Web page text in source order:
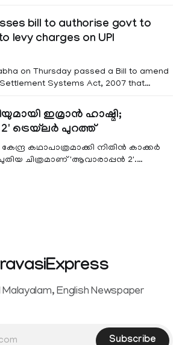
across Pathanamthitta, Alappuzha,
and Kasaragod districts. Meanwhile, a
place on Thursday for Kottayam,
Pathanamtitta and Idukki districts. Following a red alert on
bill to authorise govt to
levy charges on UPI
on Thursday passed a Bill to amend
Systems Act, 2007 that
to permit banks and other
levy charges on payments through
(UPI) and other notified
electronic payment modes. The amendment passed by the
ഇമ്രാൻ ഹാഷ്മി;
ട്രെയ്‌ലർ പുറത്ത്
കഥാപാത്രമാക്കി നിതിൻ കാക്കർ
ചിത്രമാണ് 'ആവാരാപ്പൻ 2'.
Malayalam, English Newspaper
Subscribe